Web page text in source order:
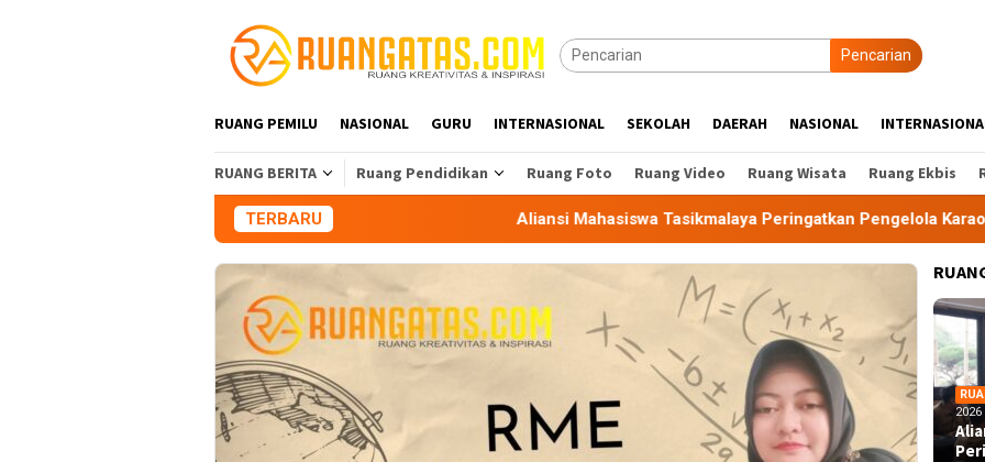
Pencarian
RUANG PEMILU NASIONAL GURU INTERNASIONAL SEKOLAH DAERAH NASIONAL
RUANG BERITA Ruang Pendidikan Ruang Foto Ruang Video Ruang Wisata Ruang Ekbis
TERBARU Aliansi Mahasiswa Tasikmalaya Peringatkan Pengelola Karaoke Penuhi
2026